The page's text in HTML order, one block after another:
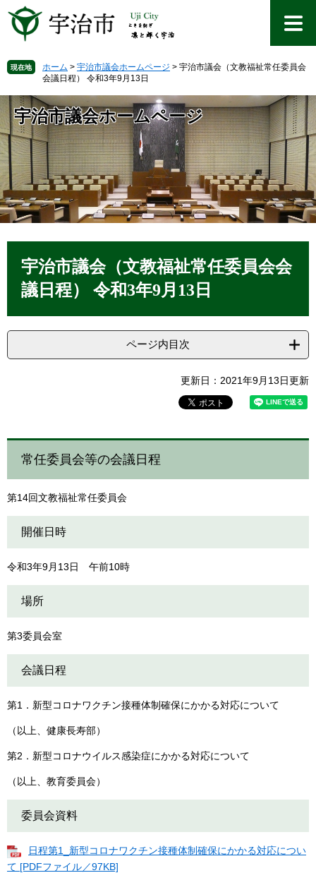
先
で
す
。
を
ば
し
て
本
文
へ
現在地 ホーム > 宇治市議会ホームページ > 宇治市議会（文教福祉常任委員会
会議日程） 令和3年9月13日
宇治市議会ホームページ
宇治市議会（文教福祉常任委員会会
議日程） 令和3年9月13日
ページ内目次
更新日：2021年9月13日更新
常任委員会等の会議日程
第14回文教福祉常任委員会
開催日時
令和3年9月13日 午前10時
場所
第3委員会室
会議日程
第1．新型コロナワクチン接種体制確保にかかる対応について
（以上、健康長寿部）
第2．新型コロナウイルス感染症にかかる対応について
（以上、教育委員会）
委員会資料
日程第1_新型コロナワクチン接種体制確保にかかる対応につい
て [PDFファイル／97KB]